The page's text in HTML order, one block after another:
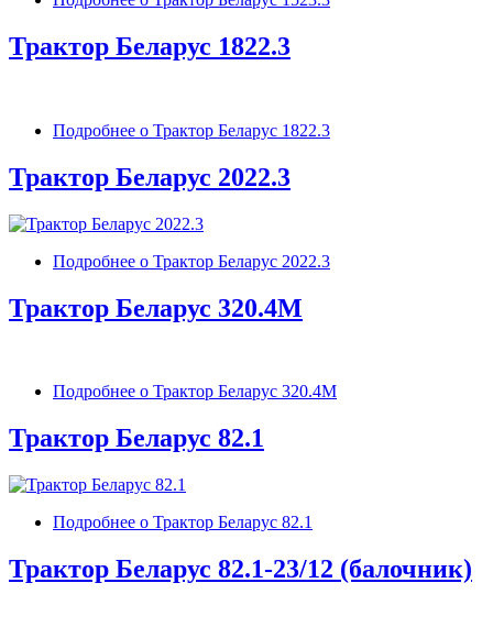
Трактор Беларус 1822.3
Подробнее о Трактор Беларус 1822.3
Трактор Беларус 2022.3
Подробнее о Трактор Беларус 2022.3
Трактор Беларус 320.4М
Подробнее о Трактор Беларус 320.4М
Трактор Беларус 82.1
Подробнее о Трактор Беларус 82.1
Трактор Беларус 82.1-23/12 (балочник)